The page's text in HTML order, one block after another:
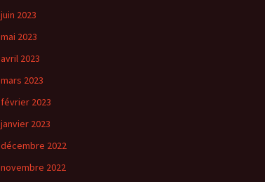
juin 2023
mai 2023
avril 2023
mars 2023
février 2023
janvier 2023
décembre 2022
novembre 2022